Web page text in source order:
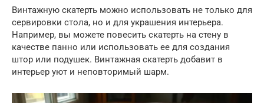
Винтажную скатерть можно использовать не только для
сервировки стола, но и для украшения интерьера.
Например, вы можете повесить скатерть на стену в
качестве панно или использовать ее для создания
штор или подушек. Винтажная скатерть добавит в
интерьер уют и неповторимый шарм.